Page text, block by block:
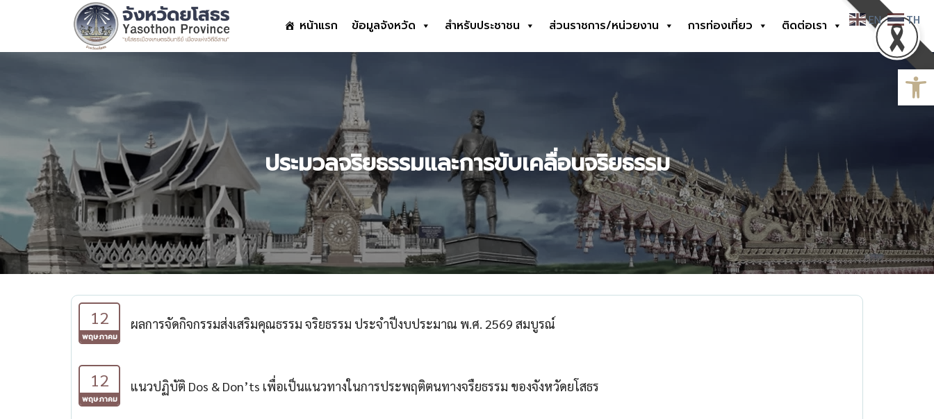
หน้าแรก ข้อมูลจังหวัด สำหรับประชาชน ส่วนราชการ/หน่วยงาน การท่องเที่ยว
ติดต่อเรา
ประมวลจริยธรรมและการขับเคลื่อนจริยธรรม
12
พฤษภาคม
ผลการจัดกิจกรรมส่งเสริมคุณธรรม จริยธรรม ประจำปีงบประมาณ พ.ศ. 2569 สมบูรณ์
12
พฤษภาคม
แนวปฏิบัติ Dos & Don’ts เพื่อเป็นแนวทางในการประพฤติตนทางจรืยธรรม ของจังหวัดยโสธร
EN TH